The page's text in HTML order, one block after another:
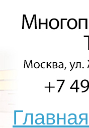
Главная